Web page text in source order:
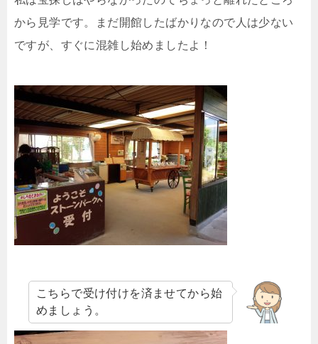
から見学です。まだ開館したばかりなので人は少ない
ですが、すぐに混雑し始めましたよ！
こちらで受け付けを済ませてから始
めましょう。